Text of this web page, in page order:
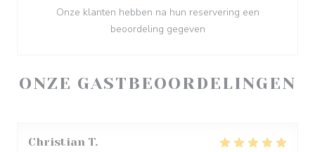
ONZE GASTBEOORDELINGEN
Christian T
Onze klanten hebben na hun reservering een
beoordeling gegeven